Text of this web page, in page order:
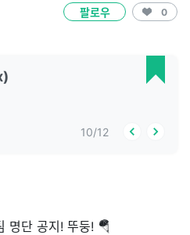
팔로우 0
10/12
명단 공지! 뚜둥! 🪂